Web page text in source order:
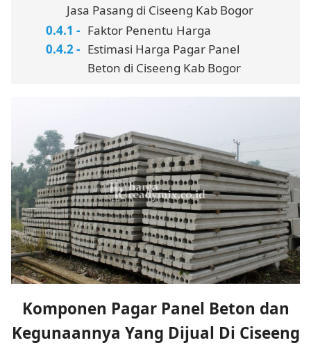
Jasa Pasang di Ciseeng Kab Bogor
Faktor Penentu Harga
Estimasi Harga Pagar Panel
Beton di Ciseeng Kab Bogor
Komponen Pagar Panel Beton dan
Kegunaannya Yang Dijual Di Ciseeng